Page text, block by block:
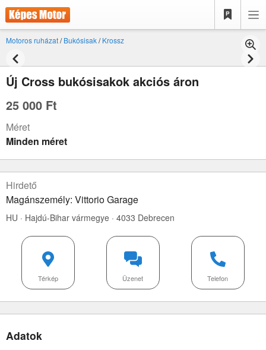
Motoros ruházat/Bukósisak/Krossz
Új Cross bukósisakok akciós áron
25 000 Ft
Méret
Minden méret
Hirdető
Magánszemély: Vittorio Garage
HU · Hajdú-Bihar vármegye · 4033 Debrecen
Telefon
Üzenet
Térkép
Adatok